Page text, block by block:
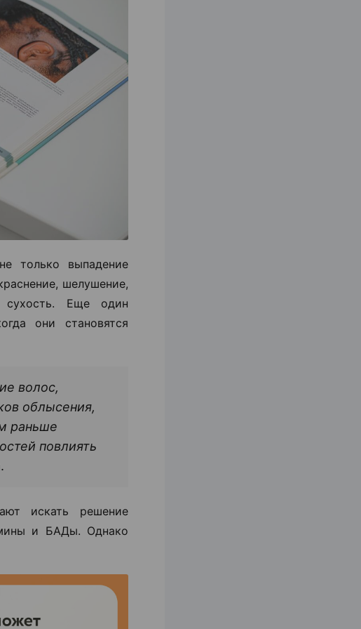
только выпадение
шелушение,
сухость. Еще один
они становятся
волос,
облысения,
раньше
повлиять
искать решение
и БАДы. Однако